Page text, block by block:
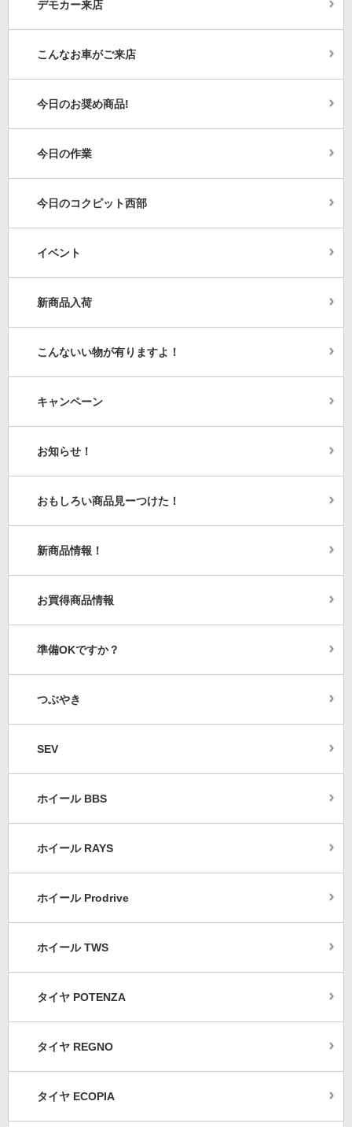
デモカー来店
こんなお車がご来店
今日のお奨め商品!
今日の作業
今日のコクピット西部
イベント
新商品入荷
こんないい物が有りますよ！
キャンペーン
お知らせ！
おもしろい商品見ーつけた！
新商品情報！
お買得商品情報
準備OKですか？
つぶやき
SEV
ホイール BBS
ホイール RAYS
ホイール Prodrive
ホイール TWS
タイヤ POTENZA
タイヤ REGNO
タイヤ ECOPIA